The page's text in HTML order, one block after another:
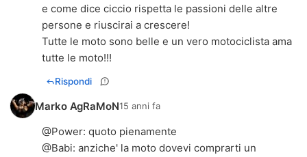
e come dice ciccio rispetta le passioni delle altre
persone e riuscirai a crescere!
Tutte le moto sono belle e un vero motociclista ama
tutte le moto!!!
Rispondi
Marko AgRaMoN15 anni fa
@Power: quoto pienamente
@Babi: anziche' la moto dovevi comprarti un